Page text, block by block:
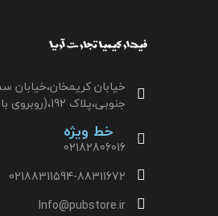
خیابان کریمخان،خیابان
جنوبی،پلاک 192،(روبروی بانک سپه)طبقه 3،واحد 14
خط ویژه
02182806016
02188311594-88311672
Info@pubstore.ir